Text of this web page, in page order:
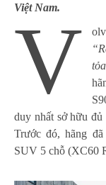
Việt Nam.
V
duy nhất sở hữu
Trước đó, hãng
SUV 5 chỗ (XC60